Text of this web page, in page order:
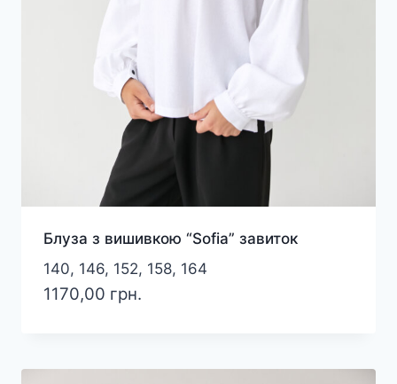
Блуза з вишивкою “Sofia” завиток
140, 146, 152, 158, 164
1170,00 грн.